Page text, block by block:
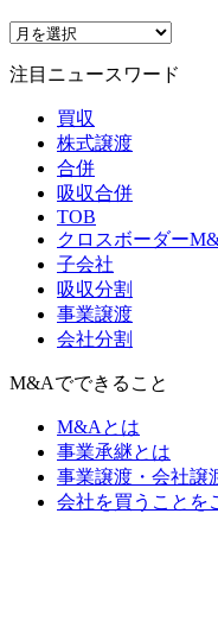
注目ニュースワード
買収
株式譲渡
合併
吸収合併
TOB
クロスボーダー
子会社
吸収分割
事業譲渡
会社分割
M&Aでできること
M&Aとは
事業承継とは
事業譲渡・会社譲
会社を買うことを